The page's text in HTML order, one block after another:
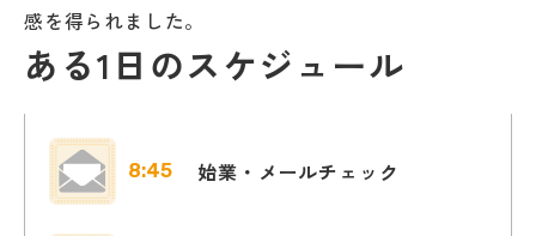
感を得られました。
ある1日のスケジュール
8:45 始業・メールチェック